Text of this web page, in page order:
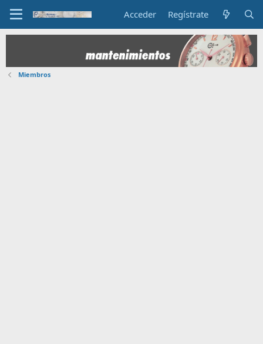
Acceder Regístrate
Miembros